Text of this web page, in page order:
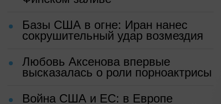
Базы США в огне: Иран нанес
сокрушительный удар возмездия
Любовь Аксенова впервые
высказалась о роли порноактрисы
Война США и ЕС: в Европе